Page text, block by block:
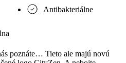
Antibakteriálne
poznáte… Tieto ale majú novú